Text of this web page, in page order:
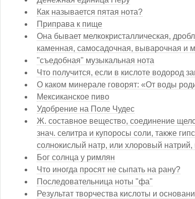
Как называется пятая нота?
Приправа к пище
Она бывает мелкокристаллическая,
каменная, самосадочная, выварочная и
"съедобная" музыкальная нота
Что получится, если в кислоте водород
О каком минерале говорят: «От воды
Мексиканское пиво
Удобрение на Поле Чудес
Ж. составное вещество, соединение
знач. селитра и купоросы соли, также
солнокислый натр, или хлоровый
Бог солнца у римлян
Что иногда просят не сыпать на рану?
Последовательница ноты "фа"
Результат творчества кислоты и